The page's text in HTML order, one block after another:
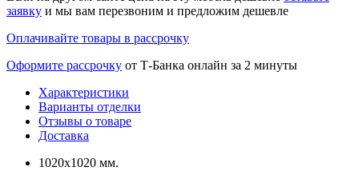
заявку и мы вам перезвоним и предложим дешевле
Оплачивайте товары в рассрочку
Оформите рассрочку от Т-Банка онлайн за 2 минуты
Характеристики
Варианты отделки
Отзывы о товаре
Доставка
1020х1020 мм.